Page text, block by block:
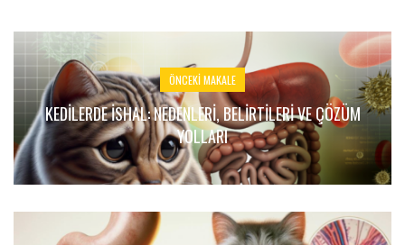
ÖNCEKI MAKALE
KEDILERDE İSHAL: NEDENLERI, BELIRTILERI VE ÇÖZÜM
YOLLARI